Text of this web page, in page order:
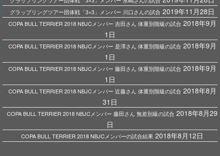
グラップリングツアー団体戦「3×3」メンバー 川口さんの試合 2019年11月28日
COPA BULL TERRIER 2018 NBJCメンバー 吉田さん 体重別階級の試合 2018年9月
1日
COPA BULL TERRIER 2018 NBJCメンバー 是澤さん 体重別階級の試合 2018年9月
1日
COPA BULL TERRIER 2018 NBJCメンバー 藤田さん 体重別階級の試合 2018年9月
1日
COPA BULL TERRIER 2018 NBJCメンバー 近藤さん 体重別階級の試合 2018年8月
31日
COPA BULL TERRIER 2018 NBJCメンバー 藤田さん 無差別級の試合 2018年8月29
日
COPA BULL TERRIER 2018 NBJCメンバーの試合結果 2018年8月12日